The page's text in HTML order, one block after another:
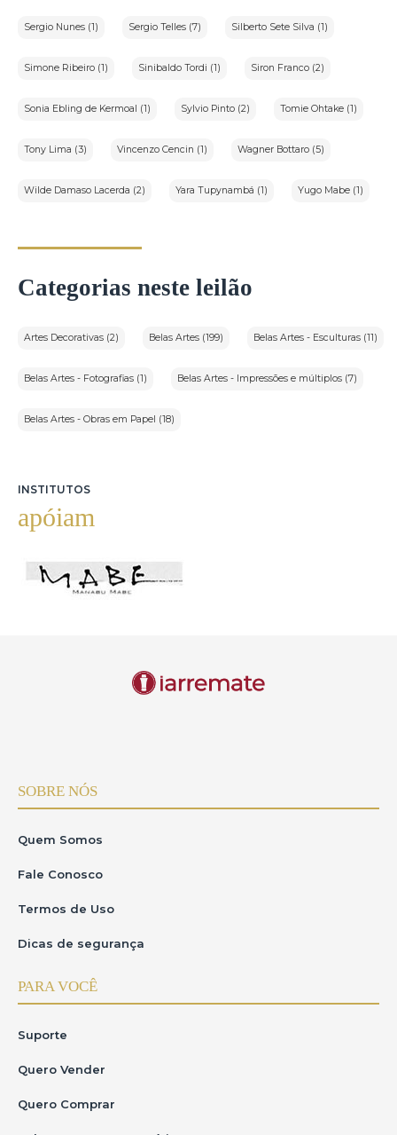
Sergio Nunes (1) Sergio Telles (7) Silberto Sete Silva (1)
Simone Ribeiro (1) Sinibaldo Tordi (1) Siron Franco (2)
Sonia Ebling de Kermoal (1) Sylvio Pinto (2) Tomie Ohtake (1)
Tony Lima (3) Vincenzo Cencin (1) Wagner Bottaro (5)
Wilde Damaso Lacerda (2) Yara Tupynambá (1) Yugo Mabe (1)
Categorias neste leilão
Artes Decorativas (2) Belas Artes (199) Belas Artes - Esculturas (11)
Belas Artes - Fotografias (1) Belas Artes - Impressões e múltiplos (7)
Belas Artes - Obras em Papel (18)
INSTITUTOS
apóiam
SOBRE NÓS
Quem Somos
Fale Conosco
Termos de Uso
Dicas de segurança
PARA VOCÊ
Suporte
Quero Vender
Quero Comprar